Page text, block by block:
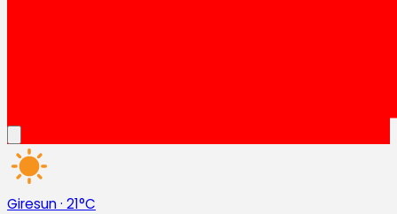
Giresun· 21°C